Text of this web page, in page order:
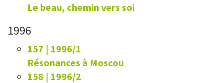
Le beau, chemin vers soi
1996
157 | 1996/1
Résonances à Moscou
158 | 1996/2